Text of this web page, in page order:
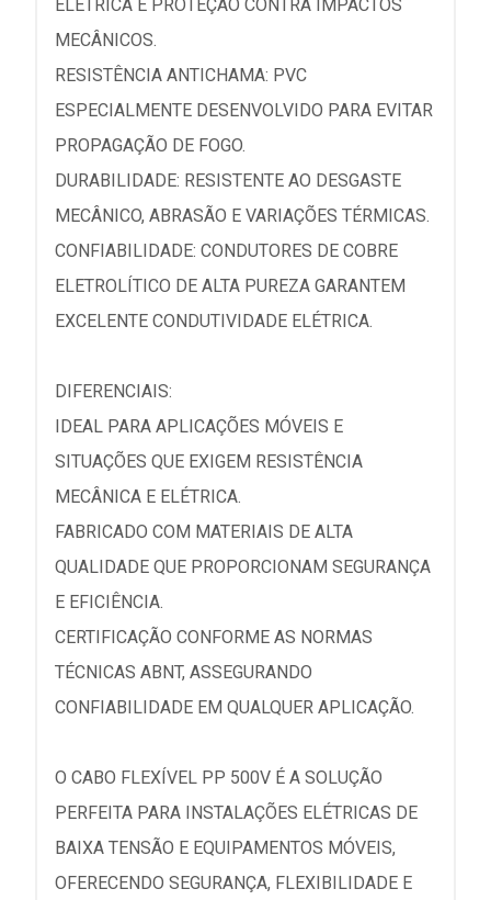
ELÉTRICA E PROTEÇÃO CONTRA IMPACTOS
MECÂNICOS.
RESISTÊNCIA ANTICHAMA: PVC
ESPECIALMENTE DESENVOLVIDO PARA EVITAR
PROPAGAÇÃO DE FOGO.
DURABILIDADE: RESISTENTE AO DESGASTE
MECÂNICO, ABRASÃO E VARIAÇÕES TÉRMICAS.
CONFIABILIDADE: CONDUTORES DE COBRE
ELETROLÍTICO DE ALTA PUREZA GARANTEM
EXCELENTE CONDUTIVIDADE ELÉTRICA.
DIFERENCIAIS:
IDEAL PARA APLICAÇÕES MÓVEIS E
SITUAÇÕES QUE EXIGEM RESISTÊNCIA
MECÂNICA E ELÉTRICA.
FABRICADO COM MATERIAIS DE ALTA
QUALIDADE QUE PROPORCIONAM SEGURANÇA
E EFICIÊNCIA.
CERTIFICAÇÃO CONFORME AS NORMAS
TÉCNICAS ABNT, ASSEGURANDO
CONFIABILIDADE EM QUALQUER APLICAÇÃO.
O CABO FLEXÍVEL PP 500V É A SOLUÇÃO
PERFEITA PARA INSTALAÇÕES ELÉTRICAS DE
BAIXA TENSÃO E EQUIPAMENTOS MÓVEIS,
OFERECENDO SEGURANÇA, FLEXIBILIDADE E